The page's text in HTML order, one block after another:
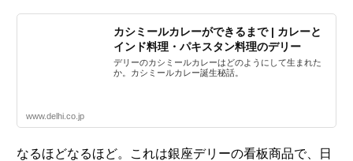
カシミールカレーができるまで | カレーと
インド料理・パキスタン料理のデリー
デリーのカシミールカレーはどのようにして生まれた
か。カシミールカレー誕生秘話。
www.delhi.co.jp
なるほどなるほど。これは銀座デリーの看板商品で、日